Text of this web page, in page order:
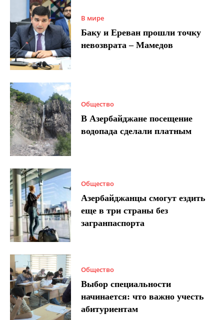
В мире
Баку и Ереван прошли точку
невозврата – Мамедов
Общество
В Азербайджане посещение
водопада сделали платным
Общество
Азербайджанцы смогут ездить
еще в три страны без
загранпаспорта
Общество
Выбор специальности
начинается: что важно учесть
абитуриентам